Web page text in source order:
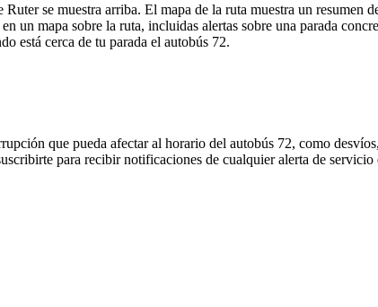
se muestra arriba. El mapa de la ruta muestra un resumen
un mapa sobre la ruta, incluidas alertas sobre una parada
está cerca de tu parada el autobús 72.
que pueda afectar al horario del autobús 72, como
para recibir notificaciones de cualquier alerta de